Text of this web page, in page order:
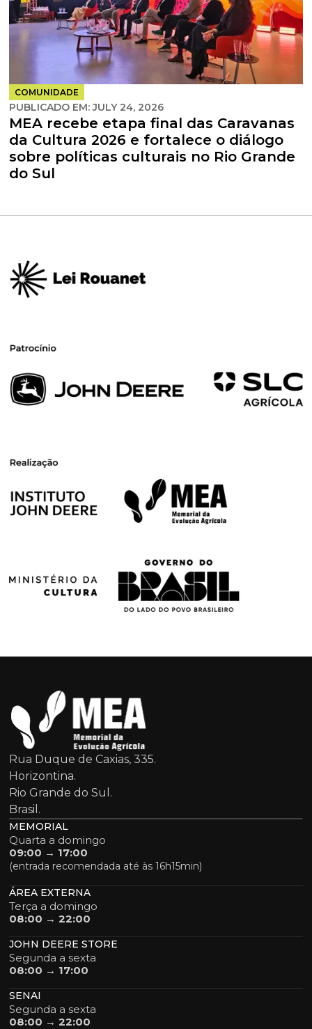
COMUNIDADE
PUBLICADO EM:JULY 24, 2026
MEA recebe etapa final das Caravanas
da Cultura 2026 e fortalece o diálogo
sobre políticas culturais no Rio Grande
do Sul
Rua Duque de Caxias, 335.
Horizontina.
Rio Grande do Sul.
Brasil.
MEMORIAL
Quarta a domingo
09:00 → 17:00
(entrada recomendada até às 16h15min)
ÁREA EXTERNA
Terça a domingo
08:00 → 22:00
JOHN DEERE STORE
Segunda a sexta
08:00 → 17:00
SENAI
Segunda a sexta
08:00 → 22:00